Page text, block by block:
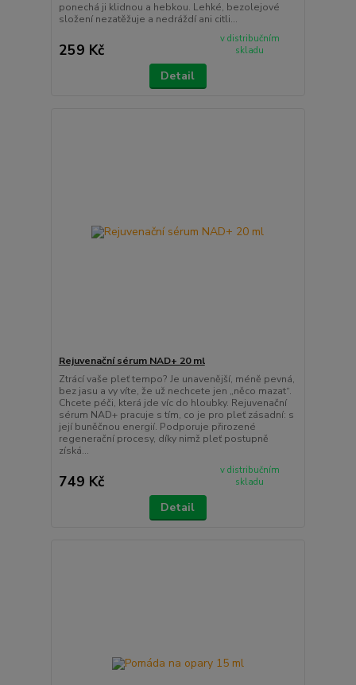
ponechá ji klidnou a hebkou. Lehké, bezolejové
složení nezatěžuje a nedráždí ani citli...
259 Kč
v distribučním
skladu
Detail
Rejuvenační sérum NAD+ 20 ml
Ztrácí vaše pleť tempo? Je unavenější, méně pevná,
bez jasu a vy víte, že už nechcete jen „něco mazat“.
Chcete péči, která jde víc do hloubky. Rejuvenační
sérum NAD+ pracuje s tím, co je pro pleť zásadní: s
její buněčnou energií. Podporuje přirozené
regenerační procesy, díky nimž pleť postupně
získá...
749 Kč
v distribučním
skladu
Detail